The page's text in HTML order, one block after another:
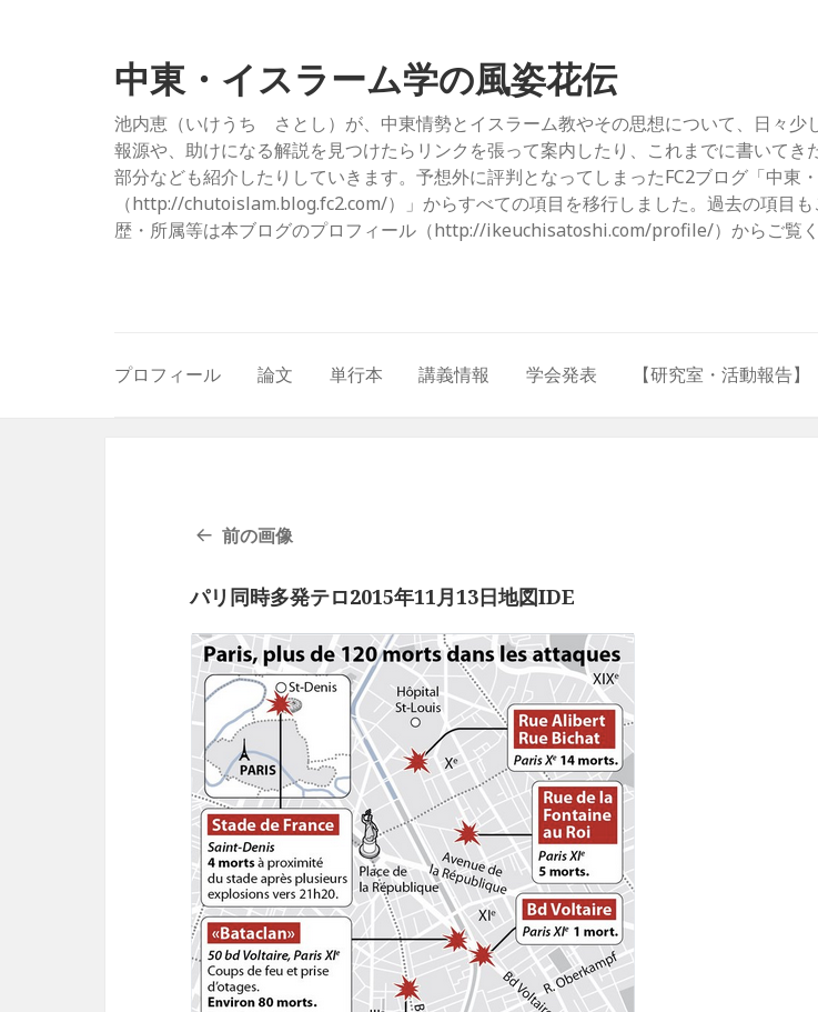
中東・イスラーム学の風姿花伝
池内恵（いけうち さとし）が、中東情勢とイスラーム教やその思想について、日々少
報源や、助けになる解説を見つけたらリンクを張って案内したり、これまでに書いてき
部分なども紹介したりしていきます。予想外に評判となってしまったFC2ブログ「中東
（http://chutoislam.blog.fc2.com/）」からすべての項目を移行しました。過去の項目
歴・所属等は本ブログのプロフィール（http://ikeuchisatoshi.com/profile/）からご覧く
プロフィール 論文 単行本 講義情報 学会発表 【研究室・活動報告】
前の画像
パリ同時多発テロ2015年11月13日地図IDE